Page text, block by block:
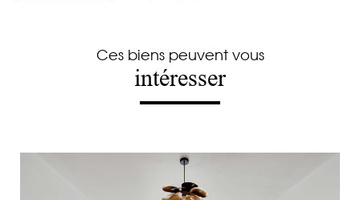
Ces biens peuvent vous
intéresser